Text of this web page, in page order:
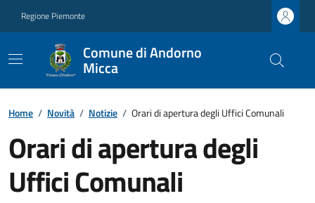
Regione Piemonte
Comune di Andorno
Micca
Home / Novità / Notizie / Orari di apertura degli Uffici Comunali
Orari di apertura degli
Uffici Comunali